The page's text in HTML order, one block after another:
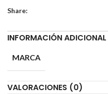
Share:
INFORMACIÓN ADICIONAL
MARCA
VALORACIONES (0)